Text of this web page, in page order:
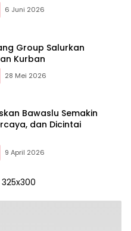
6 Juni 2026
Group Salurkan
Kurban
28 Mei 2026
Bawaslu Semakin
dan Dicintai
9 April 2026